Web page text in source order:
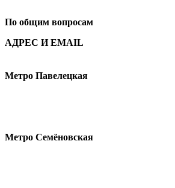
По общим вопросам
АДРЕС И EMAIL
Метро Павелецкая
Метро Семёновская